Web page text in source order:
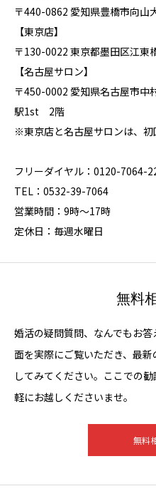
〒440-0862 愛知県豊橋市向山
【東京店】
〒130-0022 東京都墨田区江東
【名古屋サロン】
〒450-0002 愛知県名古屋市中
駅1st 2階
※東京店と名古屋サロンは、
フリーダイヤル：0120-7064-
TEL：0532-39-7064
営業時間：9時～17時
定休日：毎週水曜日
無料
婚活の疑問質問、なんでもお
面を実際にご覧いただき、最
してみてください。ここでの
軽にお越しくださいませ。
無料